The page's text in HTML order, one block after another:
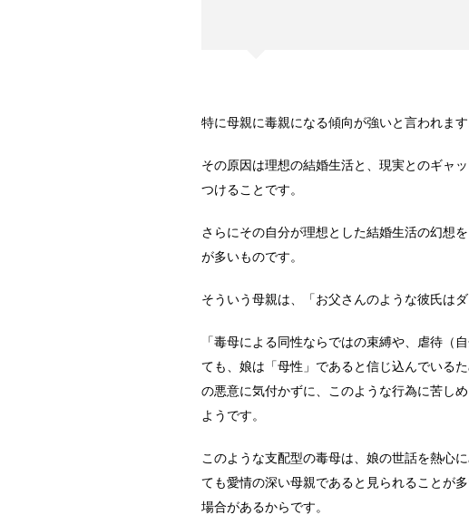
特に母親に毒親になる傾向が強いと言われます
その原因は理想の結婚生活と、現実とのギャ
つけることです。
さらにその自分が理想とした結婚生活の幻想
が多いものです。
そういう母親は、「お父さんのような彼氏は
「毒母による同性ならではの束縛や、虐待（
ても、娘は「母性」であると信じ込んでいる
の悪意に気付かずに、このような行為に苦し
ようです。
このような支配型の毒母は、娘の世話を熱心
ても愛情の深い母親であると見られることが
場合があるからです。